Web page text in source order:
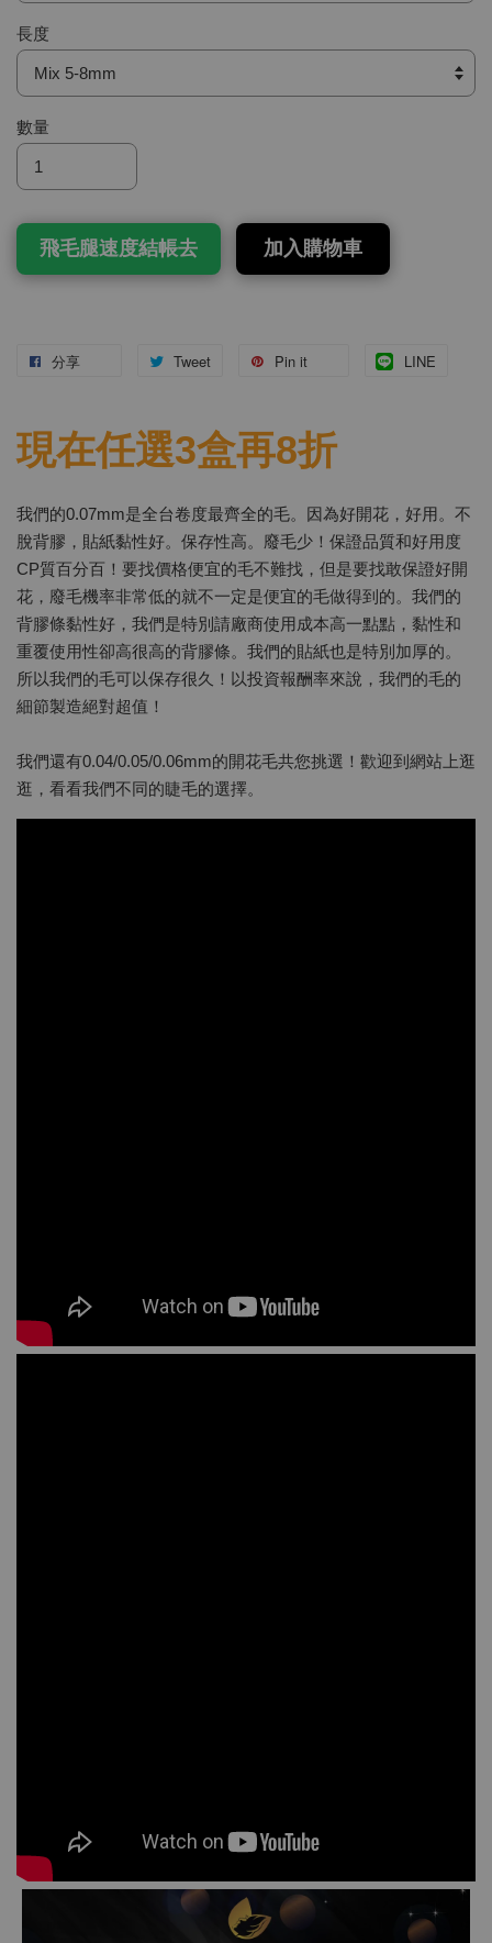
長度
數量
飛毛腿速度結帳去 加入購物車
分享 Tweet Pin it LINE
現在任選3盒再8折
我們的0.07mm是全台卷度最齊全的毛。因為好開花，好用。不
脫背膠，貼紙黏性好。保存性高。廢毛少！保證品質和好用度
CP質百分百！要找價格便宜的毛不難找，但是要找敢保證好開
花，廢毛機率非常低的就不一定是便宜的毛做得到的。我們的
背膠條黏性好，我們是特別請廠商使用成本高一點點，黏性和
重覆使用性卻高很高的背膠條。我們的貼紙也是特別加厚的。
所以我們的毛可以保存很久！以投資報酬率來說，我們的毛的
細節製造絕對超值！
我們還有0.04/0.05/0.06mm的開花毛共您挑選！歡迎到網站上逛
逛，看看我們不同的睫毛的選擇。